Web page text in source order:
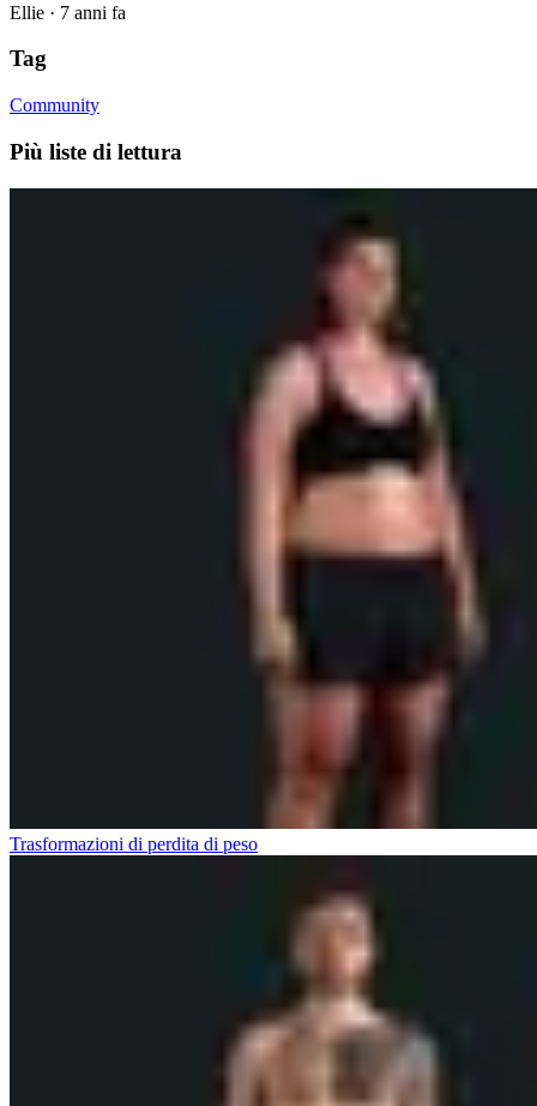
Ellie · 7 anni fa
Tag
Community
Più liste di lettura
Trasformazioni di perdita di peso